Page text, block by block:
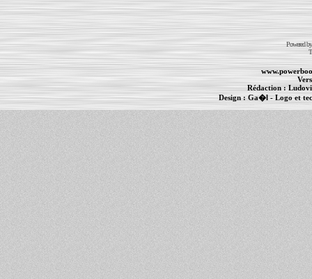
Powered
Rédaction :
Design :Ga�l- Logo et
- MacBook Pro